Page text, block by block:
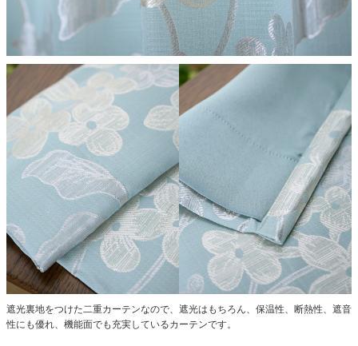
遮光裏地をつけた二重カーテンなので、遮光はもちろん、保温性、断熱性、遮音
性にも優れ、機能面でも充実しているカーテンです。